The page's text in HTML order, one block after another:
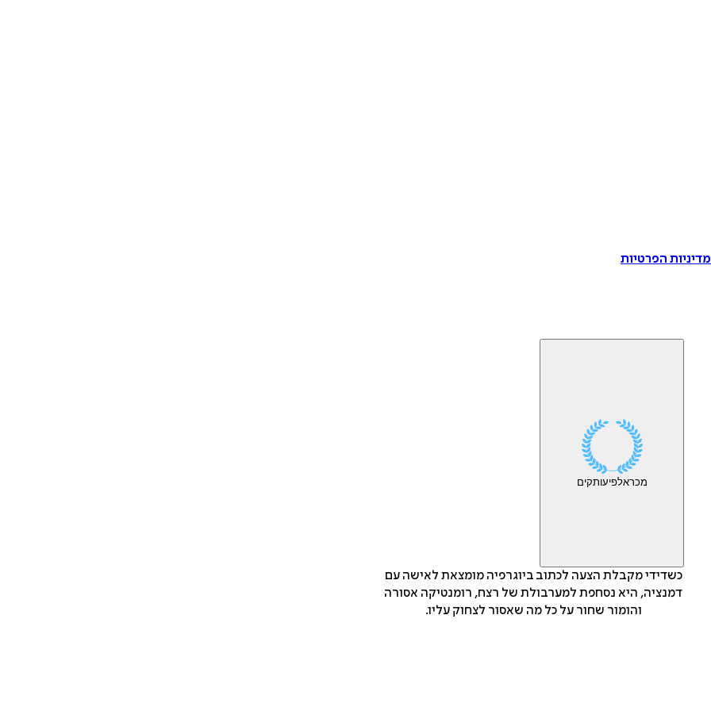
הפרטיות
מכראלפיעותקים
כשדידי מקבלת הצעה לכתוב ביוגרפיה מומצאת לאישה עם
דמנציה, היא נסחפת למערבולת של רצח, רומנטיקה אסורה
והומור שחור על כל מה שאסור לצחוק עליו.